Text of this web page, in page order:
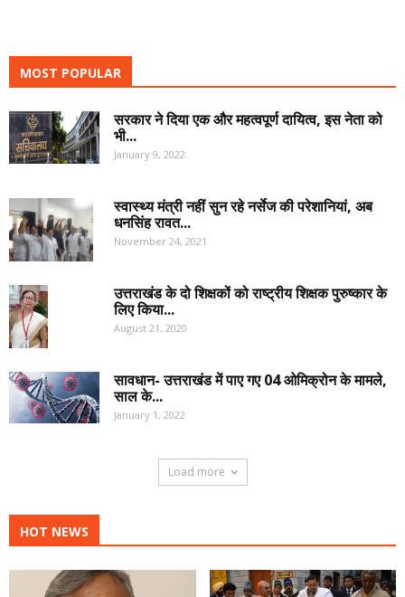
MOST POPULAR
सरकार ने दिया एक और महत्वपूर्ण दायित्व, इस नेता को
भी...
January 9, 2022
स्वास्थ्य मंत्री नहीं सुन रहे नर्सेज की परेशानियां, अब
धनसिंह रावत...
November 24, 2021
उत्तराखंड के दो शिक्षकों को राष्ट्रीय शिक्षक पुरुष्कार के
लिए किया...
August 21, 2020
सावधान- उत्तराखंड में पाए गए 04 ओमिक्रोन के मामले,
साल के...
January 1, 2022
Load more
HOT NEWS